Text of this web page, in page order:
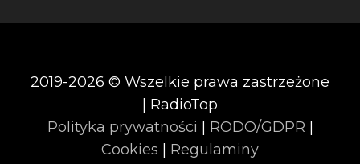
2019-2026 © Wszelkie prawa zastrzeżone
| RadioTop
Polityka prywatności
RODO/GDPR
Cookies
Regulaminy